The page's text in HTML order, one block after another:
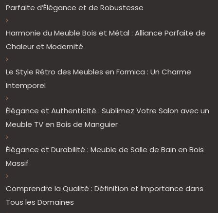
Parfaite d’Élégance et de Robustesse
Harmonie du Meuble Bois et Métal : Alliance Parfaite de
Chaleur et Modernité
Le Style Rétro des Meubles en Formica : Un Charme
Intemporel
Élégance et Authenticité : Sublimez Votre Salon avec un
Meuble TV en Bois de Manguier
Élégance et Durabilité : Meuble de Salle de Bain en Bois
Massif
Comprendre la Qualité : Définition et Importance dans
Tous les Domaines